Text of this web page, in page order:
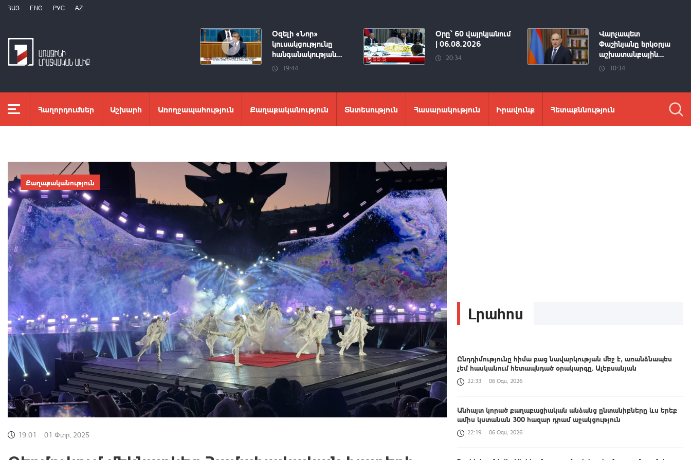
ՀԱՅ ENG РУС AZ
Օզելի «Նոր»
կուսակցությունը
հանգանակության...
19:44
Օրը՝ 60 վայրկյանում
| 06.08.2026
20:34
Վարչապետ
Փաշինյանը երկօրյա
աշխատանքային...
10:34
Հաղորդումներ Աշխարհ Առողջապահություն Քաղաքականություն Տնտեսություն Հասարակություն Իրավունք Հետաքննություն
Քաղաքականություն
19:01 01 Փտր, 2025
Լրահոս
Ընդդիմությունը հիմա բաց նավարկության մեջ է, առանձնապես
չեմ հասկանում հետապնդած օրակարգը. Ալեքսանյան
22:33 06 Օգս, 2026
Անհայտ կորած քաղաքացիական անձանց ընտանիքները ևս երեք
ամիս կստանան 300 հազար դրամ աջակցություն
22:19 06 Օգս, 2026